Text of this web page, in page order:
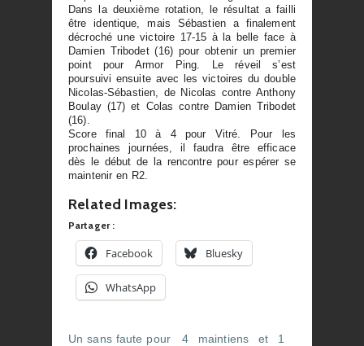
Dans la deuxième rotation, le résultat a failli
être identique, mais Sébastien a finalement
décroché une victoire 17-15 à la belle face à
Damien Tribodet (16) pour obtenir un premier
point pour Armor Ping. Le réveil s’est
poursuivi ensuite avec les victoires du double
Nicolas-Sébastien, de Nicolas contre Anthony
Boulay (17) et Colas contre Damien Tribodet
(16).
Score final 10 à 4 pour Vitré. Pour les
prochaines journées, il faudra être efficace
dès le début de la rencontre pour espérer se
maintenir en R2.
Related Images:
Partager :
Facebook Bluesky
WhatsApp
Un sans faute pour
4 maintiens et 1